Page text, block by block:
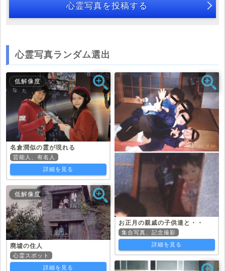
心霊写真を投稿する
心霊写真ランダム選出
低解像度
名倉潤似の霊が現れる
芸能人、有名人
詳細を見る
低解像度
廃墟の住人
心霊スポット
詳細を見る
お正月の親戚の子供達と・・
集合写真、記念撮影
詳細を見る